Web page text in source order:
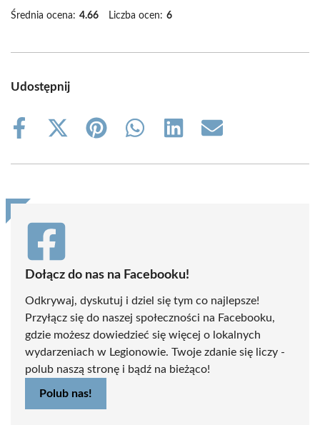
Średnia ocena: 4.66 Liczba ocen: 6
Udostępnij
Share
Share
(Twitter)
Share
Share
Share
Share
Dołącz do nas na Facebooku!
Odkrywaj, dyskutuj i dziel się tym co najlepsze!
Przyłącz się do naszej społeczności na Facebooku,
gdzie możesz dowiedzieć się więcej o lokalnych
wydarzeniach w Legionowie. Twoje zdanie się liczy -
polub naszą stronę i bądź na bieżąco!
Polub nas!